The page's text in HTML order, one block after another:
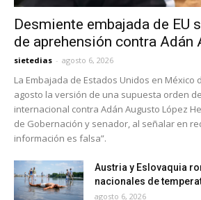
Desmiente embajada de EU
de aprehensión contra Adán
sietedias - agosto 6, 2026
La Embajada de Estados Unidos en México
agosto la versión de una supuesta orden
internacional contra Adán Augusto López
de Gobernación y senador, al señalar en
información es falsa”.
Austria y Eslovaquia
nacionales de
agosto 6, 2026